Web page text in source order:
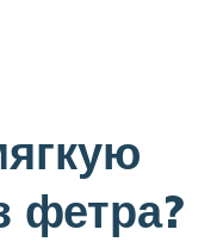
фетра?